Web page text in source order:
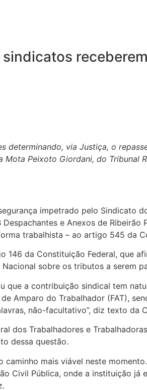
determinando, via Justiça, o
Peixoto Giordani, do Tribunal
impetrado pelo Sindicato
e Anexos de
trabalhista – ao artigo 545 da
146 da Constituição Federal, que
sobre os tributos a serem
que a contribuição sindical tem
Amparo do Trabalhador (FAT),
não-facultativo”, diz texto da
dos Trabalhadores e
dessa questão.
caminho mais viável neste
Civil Pública, onde a instituição